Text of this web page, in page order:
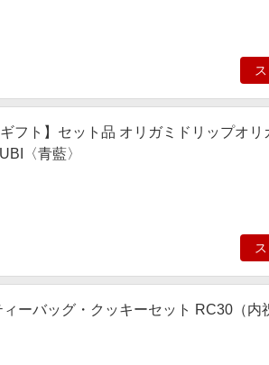
フト】セット品 オリガミドリップオリ
〈青藍〉
ーバッグ・クッキーセット RC30（内